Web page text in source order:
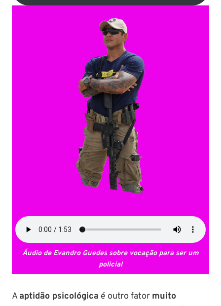
Áudio de Evandro Guedes sobre vocação para ser um
policial
Aaptidão psicológica é outro fator muito